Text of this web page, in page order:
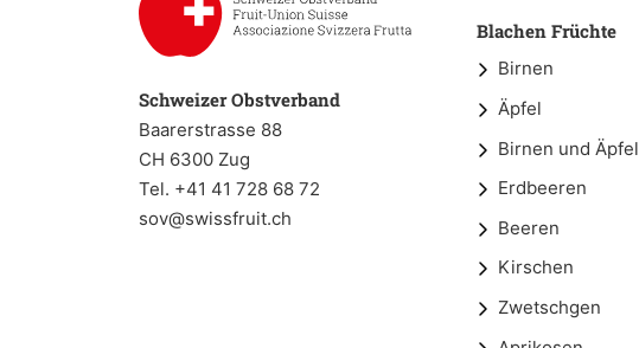
Schweizer Obstverband
Baarerstrasse 88
CH 6300 Zug
Tel. +41 41 728 68 72
sov@swissfruit.ch
Blachen Früchte
Birnen
Äpfel
Birnen und Äpfel
Erdbeeren
Beeren
Kirschen
Zwetschgen